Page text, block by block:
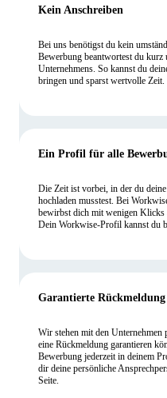
Kein Anschreiben
Bei uns benötigst du kein
Bewerbung beantwortest du kurz
Unternehmens. So kannst du
bringen und sparst wertvolle Zeit.
Ein Profil für alle
Die Zeit ist vorbei, in der du
hochladen musstest. Bei
bewirbst dich mit wenigen Klicks
Dein Workwise-Profil kannst du
Garantierte Rückmeldung
Wir stehen mit den
eine Rückmeldung garantieren
Bewerbung jederzeit in deinem
dir deine persönliche
Seite.